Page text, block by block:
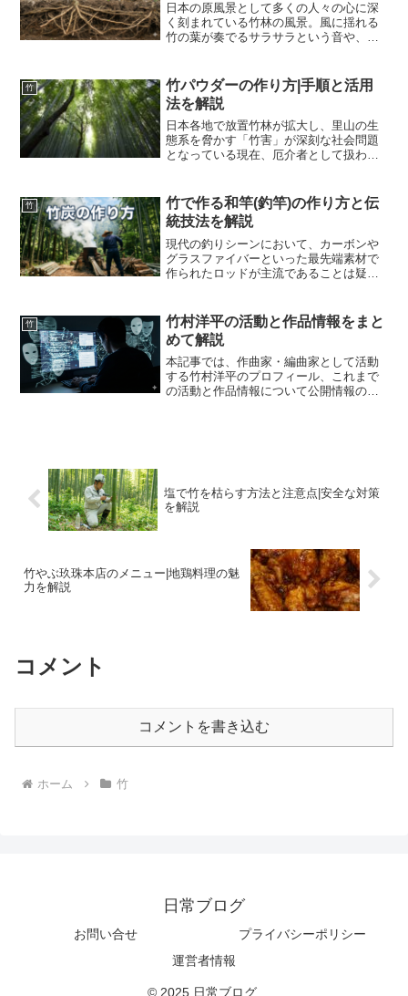
日本の原風景として多くの人々の心に深
く刻まれている竹林の風景。風に揺れる
竹の葉が奏でるサラサラという音や、天
響を与えてきました。一般的に「竹」と
聞いてイメージするのは、...
竹
竹パウダーの作り方|手順と活用
法を解説
日本各地で放置竹林が拡大し、里山の生
態系を脅かす「竹害」が深刻な社会問題
となっている現在、厄介者として扱われ
知でしょうか。その中でも、農業や畜
産、さらには家庭での生ゴミ...
竹
竹で作る和竿(釣竿)の作り方と伝
統技法を解説
現代の釣りシーンにおいて、カーボンや
グラスファイバーといった最先端素材で
作られたロッドが主流であることは疑い
工業製品は、釣果を追い求めるアングラ
ーにとって最強の武器とな...
竹
竹村洋平の活動と作品情報をまと
めて解説
本記事では、作曲家・編曲家として活動
する竹村洋平のプロフィール、これまで
の活動と作品情報について公開情報の範
塩で竹を枯らす方法と注意点|安全な対策
を解説
竹やぶ玖珠本店のメニュー|地鶏料理の魅
力を解説
コメント
コメントを書き込む
ホーム 竹
日常ブログ
お問い合せ
プライバシーポリシー
運営者情報
© 2025 日常ブログ.